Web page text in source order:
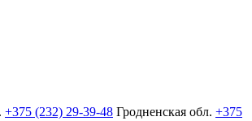
+375 (232) 29-39-48 Гродненская обл. +375